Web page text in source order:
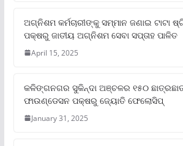
ଅଗ୍ନିଶମ କର୍ମଚାରୀଙ୍କୁ ସମ୍ମାନ ଜଣାଇ
ପକ୍ଷରୁ ଜାତୀୟ ଅଗ୍ନିଶମ ସେବା ସପ୍ତାହ ପାଳିତ
April 15, 2025
କଳିଙ୍ଗନଗର ସୁକିନ୍ଦା ଅଞ୍ଚଳର ୧୫୦
ଫାଉଣ୍ଡେସନ ପକ୍ଷରୁ ଜ୍ୟୋତି ଫେଲୋସିପ୍‌
January 31, 2025